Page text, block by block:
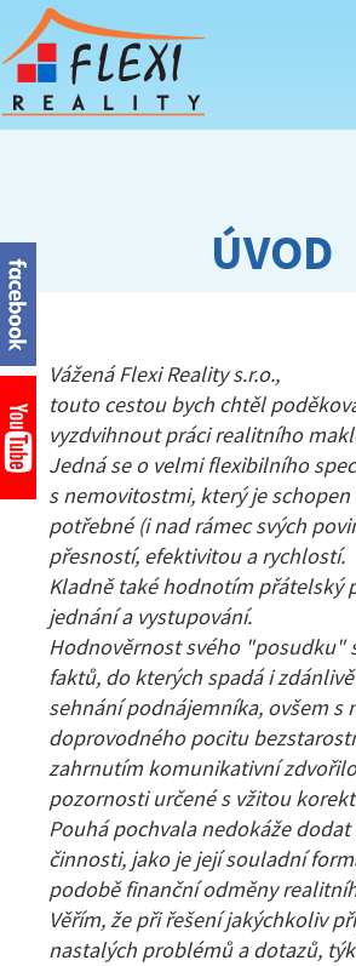
ÚVOD
Vážená Flexi Reality s.r.o.,
touto cestou bych chtěl
vyzdvihnout práci realitního
Jedná se o velmi flexibilního
s nemovitostmi, který je schopen
potřebné (i nad rámec svých
přesností, efektivitou a rychlostí.
Kladně také hodnotím přátelský
jednání a vystupování.
Hodnověrnost svého "posudku"
faktů, do kterých spadá i
sehnání podnájemníka, ovšem s
doprovodného pocitu
zahrnutím komunikativní
pozornosti určené s vžitou
Pouhá pochvala nedokáže
činnosti, jako je její souladní
podobě finanční odměny
Věřím, že při řešení jakýchkoliv
nastalých problémů a dotazů,